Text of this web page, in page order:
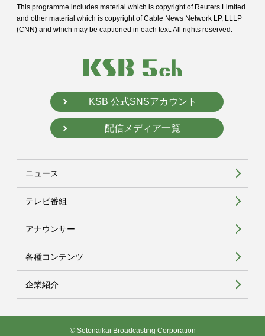
This programme includes material which is copyright of Reuters Limited
and other material which is copyright of Cable News Network LP, LLLP
(CNN) and which may be captioned in each text. All rights reserved.
KSB 公式SNSアカウント
配信メディア一覧
ニュース
テレビ番組
アナウンサー
各種コンテンツ
企業紹介
© Setonaikai Broadcasting Corporation